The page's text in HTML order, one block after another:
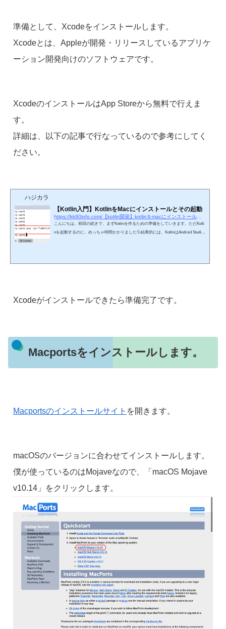
準備として、Xcodeをインストールします。
Xcodeとは、Appleが開発・リリースしているアプリケ
ーション開発向けのソフトウェアです。
XcodeのインストールはApp Storeから無料で行えま
す。
詳細は、以下の記事で行なっているので参考にしてく
ださい。
ハジカラ
【Kotlin入門】KotlinをMacにインストールとその起動
こんにちは。前回の続きで、まずKotlinを作るための準備をしていきます。ただKotli
nを起動するのに、めっちゃ時間かかりました💦結果的には、KotlinはAndroid Studio
Xcodeがインストールできたら準備完了です。
Macportsをインストールします。
Macportsのインストールサイト を開きます。
macOSのバージョンに合わせてインストールします。
僕が使っているのはMojaveなので、「macOS Mojave
v10.14」をクリックします。